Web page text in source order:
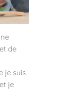
de
je suis
je